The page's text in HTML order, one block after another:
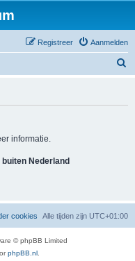
Aanmelden
Registreer
informatie.
Nederland
Alle tijden zijn UTC+01:00
cookies
© phpBB Limited
phpBB.nl